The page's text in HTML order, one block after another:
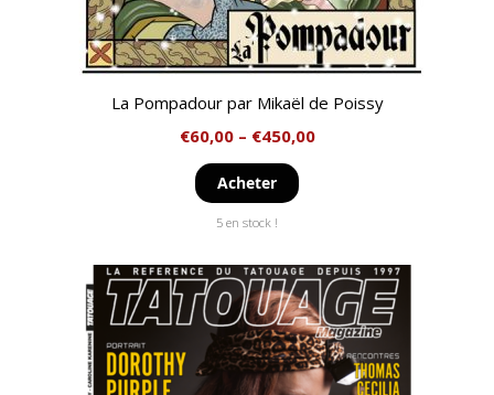
La Pompadour par Mikaël de Poissy
€60,00– €450,00
Acheter
5 en stock !